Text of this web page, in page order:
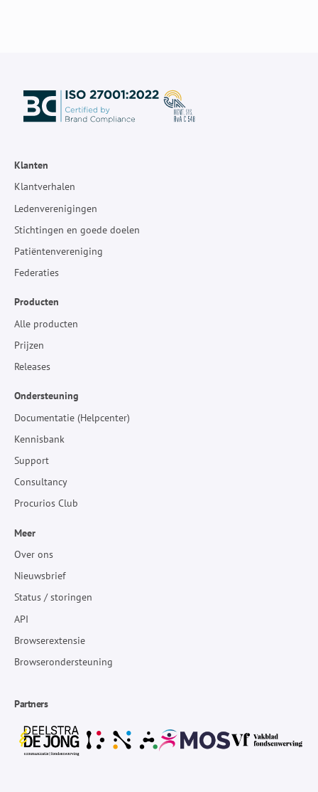
Klanten
Klantverhalen
Ledenverenigingen
Stichtingen en goede doelen
Patiëntenvereniging
Federaties
Producten
Alle producten
Prijzen
Releases
Ondersteuning
Documentatie (Helpcenter)
Kennisbank
Support
Consultancy
Procurios Club
Meer
Over ons
Nieuwsbrief
Status / storingen
API
Browserextensie
Browserondersteuning
Partners